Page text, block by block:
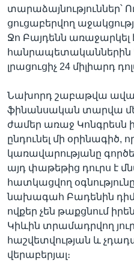
տարաձայնություններ՝
ցուցաբերվող
Ջո Բայդենն առաջարկել
հանրապետականներին
լրացուցիչ 24 միլիարդ
Նախորդ շաբաթվա
ֆինանսական տարվա
ժամեր առաջ Կոնգրեսն
ընդունել մի օրինագիծ,
կառավարությանը
այդ փաթեթից դուրս է
հատկացվող
նախագահ Բադենին
ովքեր չեն թաքցնում
Կիևին տրամադրվող
հաշվետվության և
վերաբերյալ։